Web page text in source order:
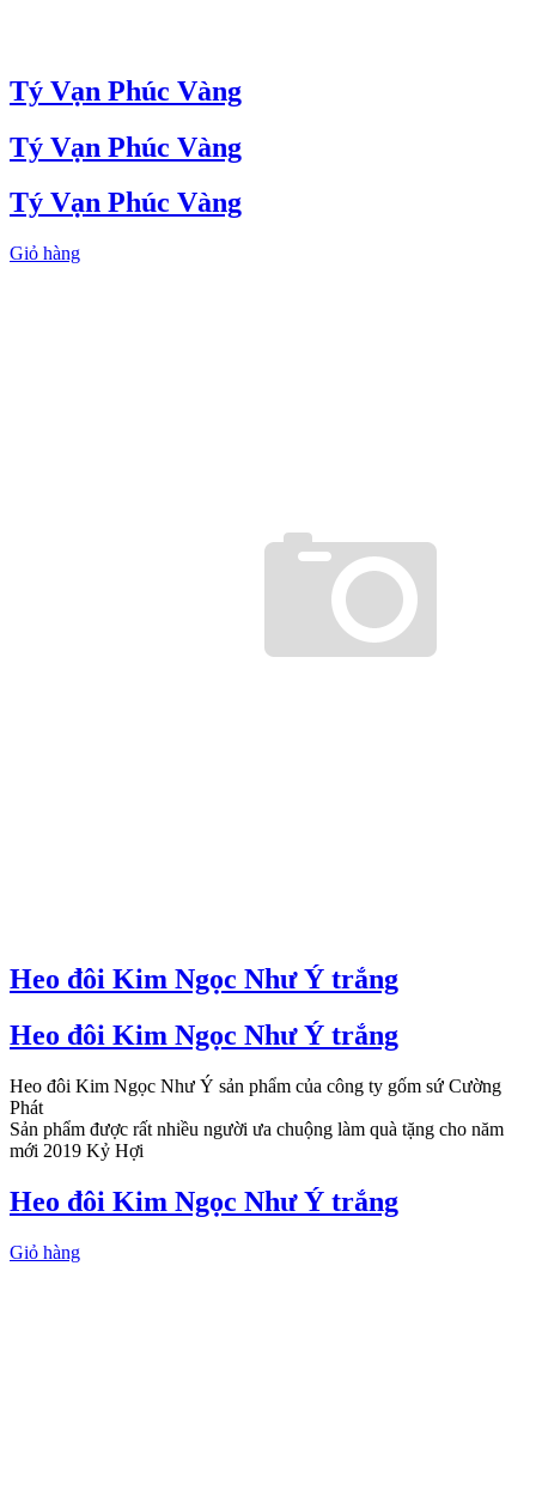
Tý Vạn Phúc Vàng
Tý Vạn Phúc Vàng
Tý Vạn Phúc Vàng
Giỏ hàng
Heo đôi Kim Ngọc Như Ý trắng
Heo đôi Kim Ngọc Như Ý trắng
Heo đôi Kim Ngọc Như Ý sản phẩm của công ty gốm sứ Cường
Phát
Sản phẩm được rất nhiều người ưa chuộng làm quà tặng cho năm
mới 2019 Kỷ Hợi
Heo đôi Kim Ngọc Như Ý trắng
Giỏ hàng